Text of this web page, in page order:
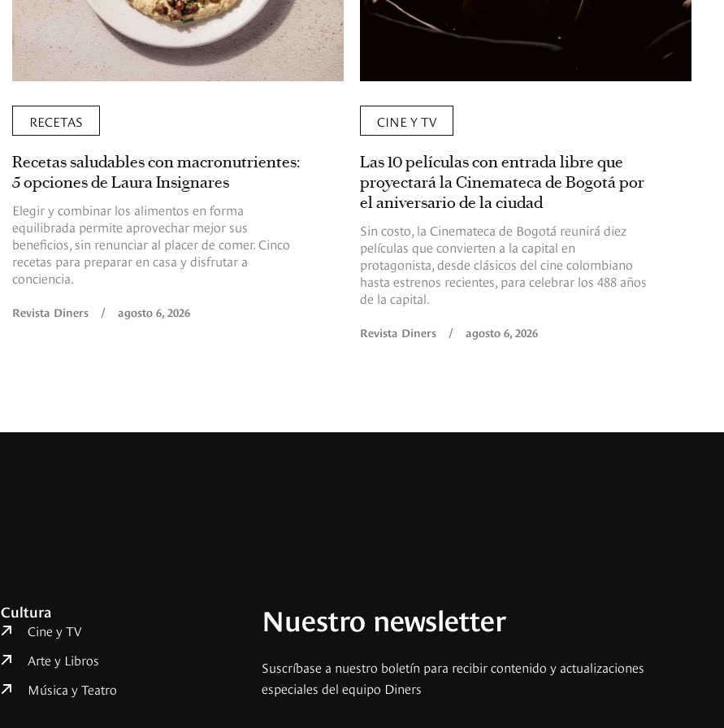
RECETAS
Recetas saludables con macronutrientes:
5 opciones de Laura Insignares
Elegir y combinar los alimentos en forma
equilibrada permite aprovechar mejor sus
beneficios, sin renunciar al placer de comer. Cinco
recetas para preparar en casa y disfrutar a
conciencia.
Revista Diners / agosto 6, 2026
CINE Y TV
Las 10 películas con entrada libre que
proyectará la Cinemateca de Bogotá por
el aniversario de la ciudad
Sin costo, la Cinemateca de Bogotá reunirá diez
películas que convierten a la capital en
protagonista, desde clásicos del cine colombiano
hasta estrenos recientes, para celebrar los 488 años
de la capital.
Revista Diners / agosto 6, 2026
Cultura
Cine y TV
Arte y Libros
Música y Teatro
Nuestro newsletter
Suscríbase a nuestro boletín para recibir contenido y actualizaciones
especiales del equipo Diners